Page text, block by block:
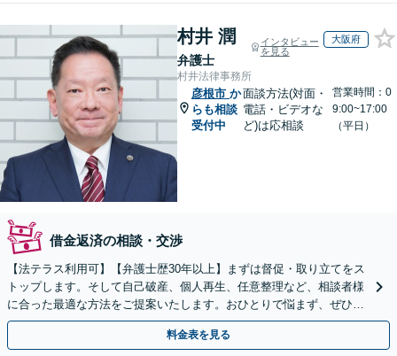
村井 潤
弁護士
インタビュー
を見る
大阪府
村井法律事務所
彦根市 か
らも相談
受付中
面談方法(対面・
電話・ビデオな
ど)は応相談
営業時間：0
9:00~17:00
（平日）
借金返済の相談・交渉
【法テラス利用可】【弁護士歴30年以上】まずは督促・取り立てをス
トップします。そして自己破産、個人再生、任意整理など、相談者様
に合った最適な方法をご提案いたします。おひとりで悩まず、ぜひご
相談ください。【法人破産も対応】
料金表を見る